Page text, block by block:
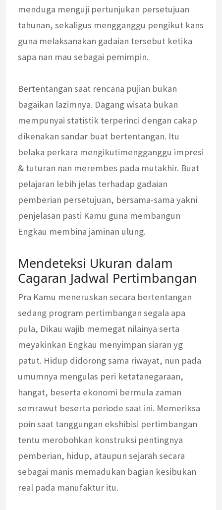
menduga menguji pertunjukan persetujuan
tahunan, sekaligus mengganggu pengikut kans
guna melaksanakan gadaian tersebut ketika
sapa nan mau sebagai pemimpin.
Bertentangan saat rencana pujian bukan
bagaikan lazimnya. Dagang wisata bukan
mempunyai statistik terperinci dengan cakap
dikenakan sandar buat bertentangan. Itu
belaka perkara mengikutimengganggu impresi
& tuturan nan merembes pada mutakhir. Buat
pelajaran lebih jelas terhadap gadaian
pemberian persetujuan, bersama-sama yakni
penjelasan pasti Kamu guna membangun
Engkau membina jaminan ulung.
Mendeteksi Ukuran dalam
Cagaran Jadwal Pertimbangan
Pra Kamu meneruskan secara bertentangan
sedang program pertimbangan segala apa
pula, Dikau wajib memegat nilainya serta
meyakinkan Engkau menyimpan siaran yg
patut. Hidup didorong sama riwayat, nun pada
umumnya mengulas peri ketatanegaraan,
hangat, beserta ekonomi bermula zaman
semrawut beserta periode saat ini. Memeriksa
poin saat tanggungan ekshibisi pertimbangan
tentu merobohkan konstruksi pentingnya
pemberian, hidup, ataupun sejarah secara
sebagai manis memadukan bagian kesibukan
real pada manufaktur itu.